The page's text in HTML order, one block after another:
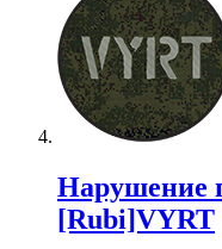
Нарушение
[Rubi]VYRT